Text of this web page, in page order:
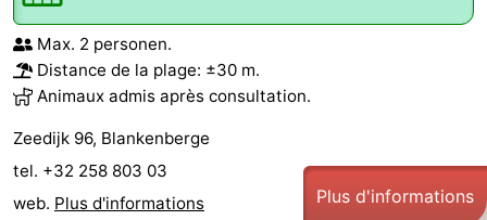
Max. 2 personen.
Distance de la plage: ±30 m.
Animaux admis après consultation.
Zeedijk 96, Blankenberge
tel. +32 258 803 03
web. Plus d'informations Plus d'informations